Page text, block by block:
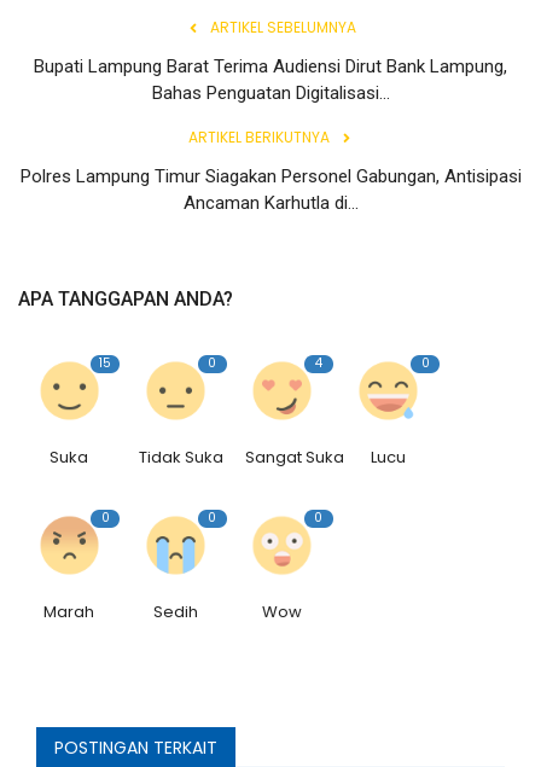
ARTIKEL SEBELUMNYA
Bupati Lampung Barat Terima Audiensi Dirut Bank Lampung,
Bahas Penguatan Digitalisasi...
ARTIKEL BERIKUTNYA
Polres Lampung Timur Siagakan Personel Gabungan, Antisipasi
Ancaman Karhutla di...
APA TANGGAPAN ANDA?
15
Suka
0
Tidak Suka
4
Sangat Suka
0
Lucu
0
Marah
0
Sedih
0
Wow
POSTINGAN TERKAIT